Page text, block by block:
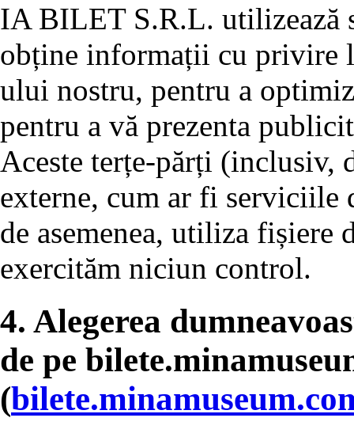
IA BILET S.R.L. utilizează
obține informații cu privire
ului nostru, pentru a
pentru a vă prezenta
Aceste terțe-părți (inclusiv,
externe, cum ar fi serviciile
de asemenea, utiliza fișiere
exercităm niciun control.
4. Alegerea
de pe
(